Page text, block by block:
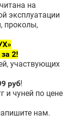
на
эксплуатации
проколы,
2!
участвующих
руб!
и чуней по цене
нам.